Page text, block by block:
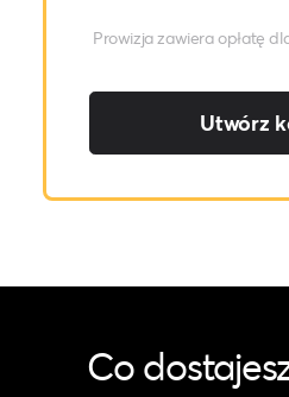
Prowizja zawiera opłatę
Utwórz
Co